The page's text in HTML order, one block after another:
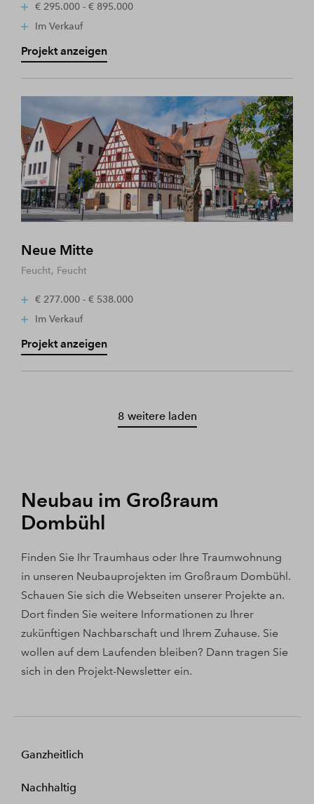
€ 295.000 - € 895.000
Im Verkauf
Projekt anzeigen
Neue Mitte
Feucht, Feucht
€ 277.000 - € 538.000
Im Verkauf
Projekt anzeigen
8 weitere laden
Neubau im Großraum
Dombühl
Finden Sie Ihr Traumhaus oder Ihre Traumwohnung
in unseren Neubauprojekten im Großraum Dombühl.
Schauen Sie sich die Webseiten unserer Projekte an.
Dort finden Sie weitere Informationen zu Ihrer
zukünftigen Nachbarschaft und Ihrem Zuhause. Sie
wollen auf dem Laufenden bleiben? Dann tragen Sie
sich in den Projekt-Newsletter ein.
Ganzheitlich
Nachhaltig